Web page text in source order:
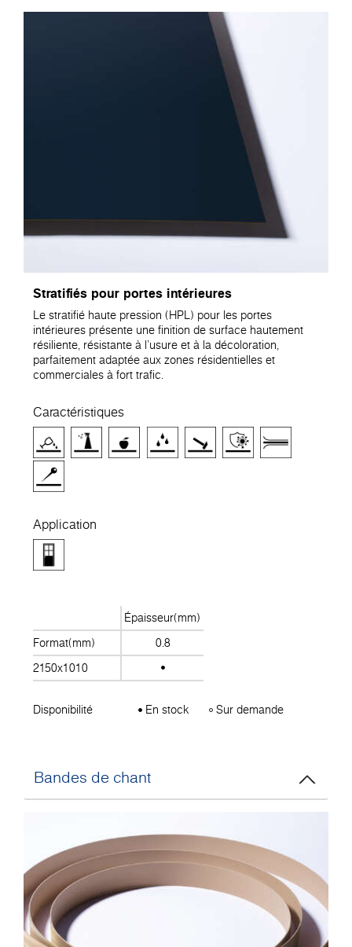
Stratifiés pour portes intérieures
Le stratifié haute pression (HPL) pour les portes
intérieures présente une finition de surface hautement
résiliente, résistante à l'usure et à la décoloration,
parfaitement adaptée aux zones résidentielles et
commerciales à fort trafic.
Caractéristiques
Application
Épaisseur(mm)
Format(mm)
0.8
2150x1010
Disponibilité En stock Sur demande
Bandes de chant